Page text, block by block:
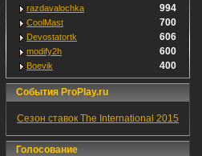
razdavalochka 994
CoolMast 700
Devostatortk 606
modify2h 600
Boevik 400
События ProPlay.ru
Сезон ставок The International 2015
Голосование